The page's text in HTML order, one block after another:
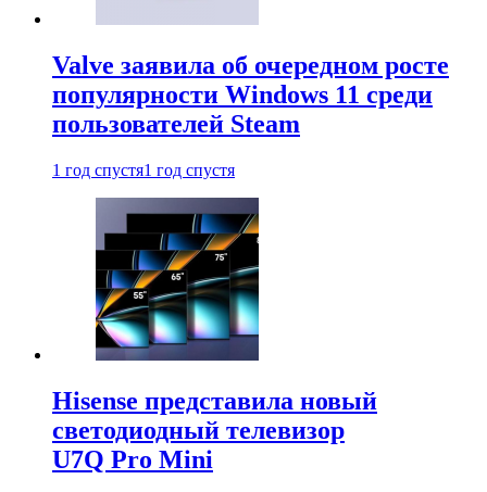
Valve заявила об очередном росте
популярности Windows 11 среди
пользователей Steam
1 год спустя1 год спустя
Hisense представила новый
светодиодный телевизор
U7Q Pro Mini